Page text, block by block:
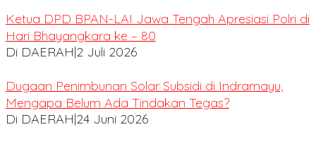
Ketua DPD BPAN-LAI Jawa Tengah Apresiasi Polri di
Hari Bhayangkara ke – 80
Di DAERAH|2 Juli 2026
Dugaan Penimbunan Solar Subsidi di Indramayu,
Mengapa Belum Ada Tindakan Tegas?
Di DAERAH|24 Juni 2026